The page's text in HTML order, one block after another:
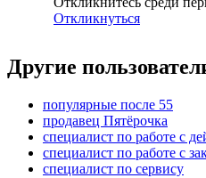
Откликнуться
Другие
популярные после 55
продавец Пятёрочка
специалист по работе с
специалист по работе с
специалист по сервису